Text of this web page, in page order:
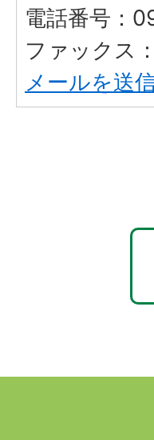
電話番号：
ファックス：
メールを送